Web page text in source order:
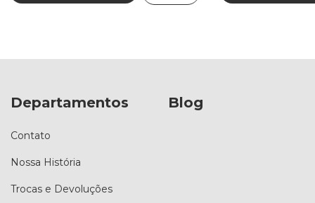
Departamentos
Contato
Nossa História
Trocas e Devoluções
Blog